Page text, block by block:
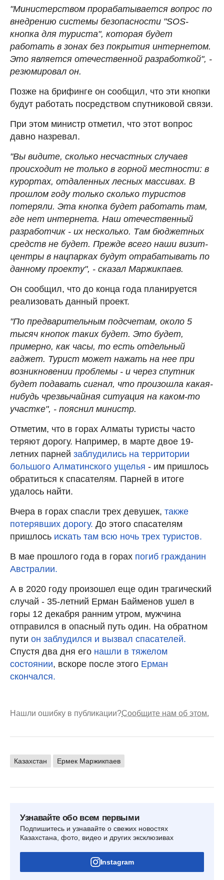
"Министерством прорабатывается вопрос по
внедрению системы безопасности "SOS-
кнопка для туриста", которая будет
работать в зонах без покрытия интернетом.
Это является отечественной разработкой", -
резюмировал он.
Позже на брифинге он сообщил, что эти кнопки
будут работать посредством спутниковой связи.
При этом министр отметил, что этот вопрос
давно назревал.
"Вы видите, сколько несчастных случаев
происходит не только в горной местности: в
курортах, отдаленных лесных массивах. В
прошлом году только сколько туристов
потеряли. Эта кнопка будет работать там,
где нет интернета. Наш отечественный
разработчик - их несколько. Там бюджетных
средств не будет. Прежде всего наши визит-
центры в нацпарках будут отрабатывать по
данному проекту", - сказал Маржикпаев.
Он сообщил, что до конца года планируется
реализовать данный проект.
"По предварительным подсчетам, около 5
тысяч кнопок таких будет. Это будет,
примерно, как часы, то есть отдельный
гаджет. Турист может нажать на нее при
возникновении проблемы - и через спутник
будет подавать сигнал, что произошла какая-
нибудь чрезвычайная ситуация на каком-то
участке", - пояснил министр.
Отметим, что в горах Алматы туристы часто
теряют дорогу. Например, в марте двое 19-
летних парней заблудились на территории
большого Алматинского ущелья - им пришлось
обратиться к спасателям. Парней в итоге
удалось найти.
Вчера в горах спасли трех девушек, также
потерявших дорогу. До этого спасателям
пришлось искать там всю ночь трех туристов.
В мае прошлого года в горах погиб гражданин
Австралии.
А в 2020 году произошел еще один трагический
случай - 35-летний Ерман Байменов ушел в
горы 12 декабря ранним утром, мужчина
отправился в опасный путь один. На обратном
пути он заблудился и вызвал спасателей.
Спустя два дня его нашли в тяжелом
состоянии, вскоре после этого Ерман
скончался.
Нашли ошибку в публикации?Сообщите нам об этом.
Казахстан Ермек Маржикпаев
Узнавайте обо всем первыми
Подпишитесь и узнавайте о свежих новостях
Казахстана, фото, видео и других эксклюзивах
Instagram